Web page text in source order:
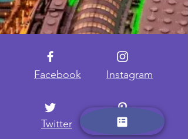
Facebook
Twitter
Instagram
Pintrest